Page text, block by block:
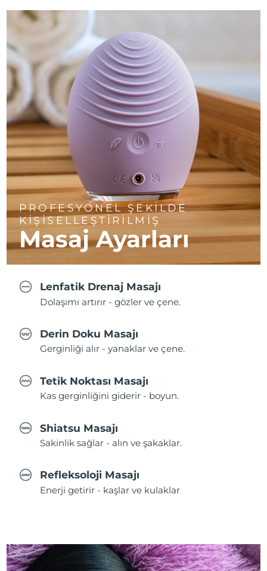
PROFESYONEL ŞEKİLDE
KİŞİSELLEŞTİRİLMİŞ
Masaj Ayarları
Lenfatik Drenaj Masajı
Dolaşımı artırır - gözler ve çene.
Derin Doku Masajı
Gerginliği alır - yanaklar ve çene.
Tetik Noktası Masajı
Kas gerginliğini giderir - boyun.
Shiatsu Masajı
Sakinlik sağlar - alın ve şakaklar.
Refleksoloji Masajı
Enerji getirir - kaşlar ve kulaklar